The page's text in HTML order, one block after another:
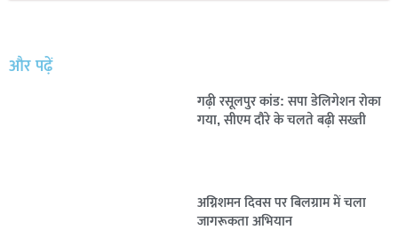
और पढ़ें
गढ़ी रसूलपुर कांड: सपा डेलिगेशन रोका
गया, सीएम दौरे के चलते बढ़ी सख्ती
अग्निशमन दिवस पर बिलग्राम में चला
जागरूकता अभियान